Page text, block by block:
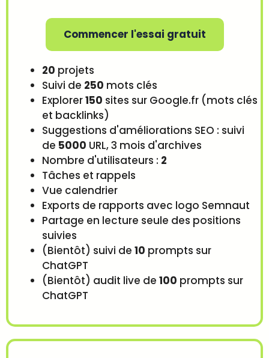
Commencer l'essai gratuit
20 projets
Suivi de 250 mots clés
Explorer150 sites sur Google.fr (mots clés
et backlinks)
Suggestions d'améliorations SEO : suivi
de 5000 URL, 3 mois d'archives
Nombre d'utilisateurs : 2
Tâches et rappels
Vue calendrier
Exports de rapports avec logo Semnaut
Partage en lecture seule des positions
suivies
(Bientôt) suivi de 10 prompts sur
ChatGPT
(Bientôt) audit live de 100 prompts sur
ChatGPT